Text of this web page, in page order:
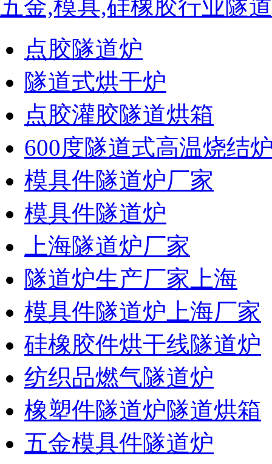
五金,模具,硅橡胶行业隧
点胶隧道炉
隧道式烘干炉
点胶灌胶隧道烘箱
600度隧道式高温烧结
模具件隧道炉厂家
模具件隧道炉
上海隧道炉厂家
隧道炉生产厂家上海
模具件隧道炉上海厂家
硅橡胶件烘干线隧道炉
纺织品燃气隧道炉
橡塑件隧道炉隧道烘箱
五金模具件隧道炉